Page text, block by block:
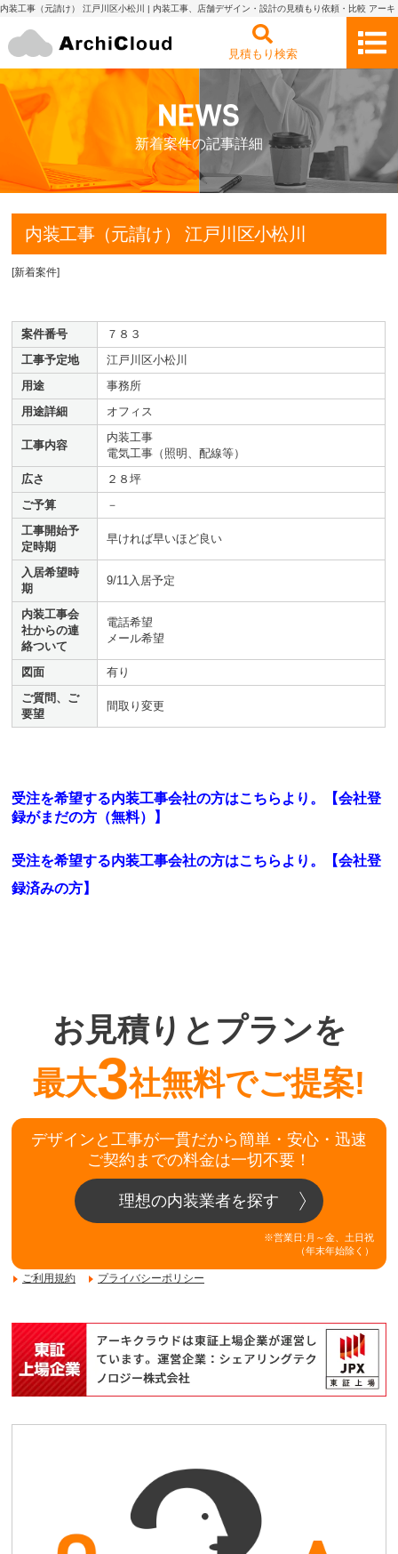
内装工事（元請け） 江戸川区小松川 | 内装工事、店舗デザイン・設計の見積もり依頼・比較 アーキ
見積もり検索
新着案件の記事詳細
内装工事（元請け） 江戸川区小松川
[新着案件]
案件番号
７８３
工事予定地
江戸川区小松川
用途
事務所
用途詳細
オフィス
工事内容
内装工事
電気工事（照明、配線等）
広さ
２８坪
ご予算
－
工事開始予
定時期
早ければ早いほど良い
入居希望時
期
9/11入居予定
内装工事会
社からの連
絡ついて
電話希望
メール希望
図面
有り
ご質問、ご
要望
間取り変更
受注を希望する内装工事会社の方はこちらより。【会社登
録がまだの方（無料）】
受注を希望する内装工事会社の方はこちらより。
【会社登
録済みの方】
お見積りとプランを
最大3社無料でご提案!
デザインと工事が一貫だから簡単・安心・迅速
ご契約までの料金は一切不要！
理想の内装業者を探す
※営業日:月～金、土日祝
（年末年始除く）
ご利用規約 プライバシーポリシー